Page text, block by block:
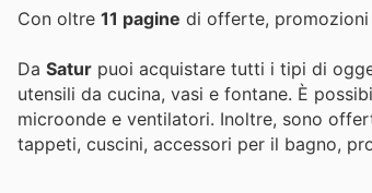
Con oltre 11 pagine di offerte,
Da Satur puoi acquistare tutti i tipi di
utensili da cucina, vasi e fontane. È
microonde e ventilatori. Inoltre, sono
tappeti, cuscini, accessori per il bagno,